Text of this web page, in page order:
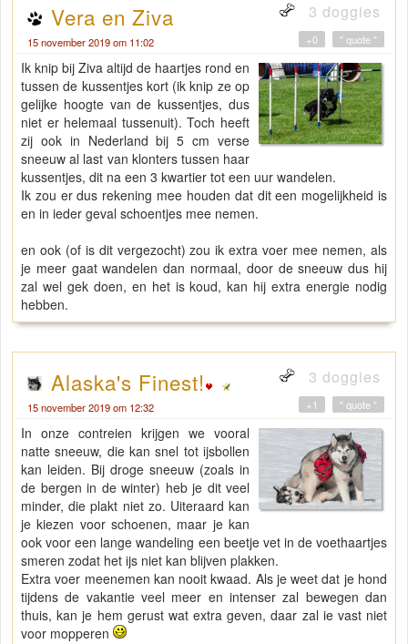
Vera en Ziva 3 doggies
15 november 2019 om 11:02 " quote "
+0
Ik knip bij Ziva altijd de haartjes rond en
tussen de kussentjes kort (ik knip ze op
gelijke hoogte van de kussentjes, dus
niet er helemaal tussenuit). Toch heeft
zij ook in Nederland bij 5 cm verse
sneeuw al last van klonters tussen haar
kussentjes, dit na een 3 kwartier tot een uur wandelen.
Ik zou er dus rekening mee houden dat dit een mogelijkheid is
en in ieder geval schoentjes mee nemen.
en ook (of is dit vergezocht) zou ik extra voer mee nemen, als
je meer gaat wandelen dan normaal, door de sneeuw dus hij
zal wel gek doen, en het is koud, kan hij extra energie nodig
hebben.
Alaska's Finest! 3 doggies
15 november 2019 om 12:32 " quote "
+1
In onze contreien krijgen we vooral
natte sneeuw, die kan snel tot ijsbollen
kan leiden. Bij droge sneeuw (zoals in
de bergen in de winter) heb je dit veel
minder, die plakt niet zo. Uiteraard kan
je kiezen voor schoenen, maar je kan
ook voor een lange wandeling een beetje vet in de voethaartjes
smeren zodat het ijs niet kan blijven plakken.
Extra voer meenemen kan nooit kwaad. Als je weet dat je hond
tijdens de vakantie veel meer en intenser zal bewegen dan
thuis, kan je hem gerust wat extra geven, daar zal ie vast niet
voor mopperen